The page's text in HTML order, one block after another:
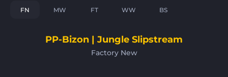
FN MW FT WW BS
PP-Bizon | Jungle Slipstream
Factory New